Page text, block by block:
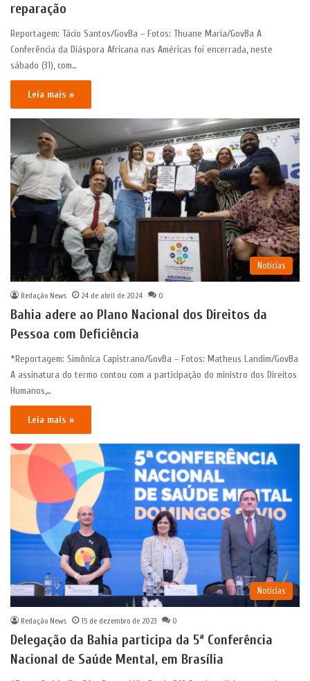
reparação
Reportagem: Tácio Santos/GovBa – Fotos: Thuane Maria/GovBa A
Conferência da Diáspora Africana nas Américas foi encerrada, neste
sábado (31), com…
Leia mais »
Notícias
Redação News 24 de abril de 2024 0
Bahia adere ao Plano Nacional dos Direitos da
Pessoa com Deficiência
*Reportagem: Simônica Capistrano/GovBa – Fotos: Matheus Landim/GovBa
A assinatura do termo contou com a participação do ministro dos Direitos
Humanos,…
Leia mais »
Notícias
Redação News 15 de dezembro de 2023 0
Delegação da Bahia participa da 5ª Conferência
Nacional de Saúde Mental, em Brasília